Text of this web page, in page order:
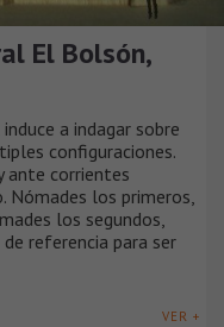
El Bolsón,
a indagar sobre
configuraciones.
ante corrientes
Nómades los primeros,
los segundos,
referencia para ser
VER +